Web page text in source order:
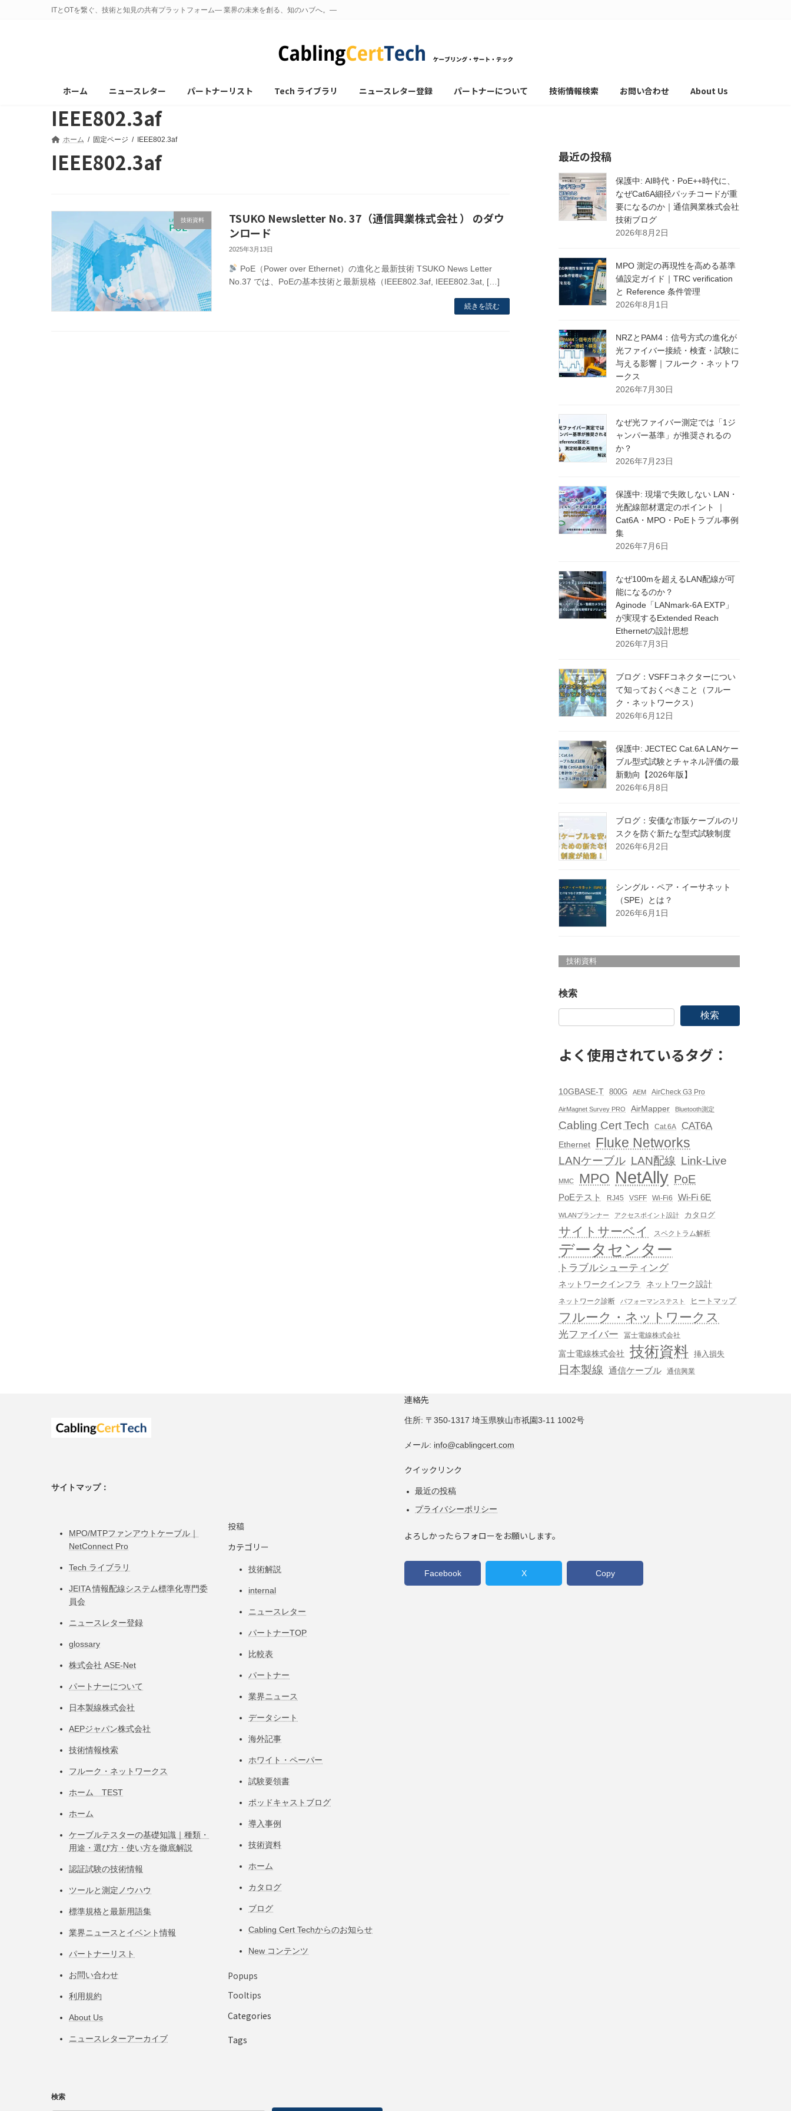
ITとOTを繋ぐ、技術と知見の共有プラットフォーム— 業界の未来を創る、知のハブへ。—
ホーム ニュースレター パートナーリスト Tech ライブラリ ニュースレター登録 パートナーについて 技術情報検索 お問い合わせ About Us
IEEE802.3af
ホーム 固定ページ IEEE802.3af
IEEE802.3af
技術資料
TSUKO Newsletter No. 37（通信興業株式会社 ） のダウ
ンロード
2025年3月13日
PoE（Power over Ethernet）の進化と最新技術 TSUKO News Letter
No.37 では、PoEの基本技術と最新規格（IEEE802.3af, IEEE802.3at, […]
続きを読む
最近の投稿
保護中: AI時代・PoE++時代に、
なぜCat6A細径パッチコードが重
要になるのか｜通信興業株式会社
技術ブログ
2026年8月2日
MPO 測定の再現性を高める基準
値設定ガイド｜TRC verification
と Reference 条件管理
2026年8月1日
NRZとPAM4：信号方式の進化が
光ファイバー接続・検査・試験に
与える影響｜フルーク・ネットワ
ークス
2026年7月30日
なぜ光ファイバー測定では「1ジ
ャンパー基準」が推奨されるの
か？
2026年7月23日
保護中: 現場で失敗しない LAN・
光配線部材選定のポイント ｜
Cat6A・MPO・PoEトラブル事例
集
2026年7月6日
なぜ100mを超えるLAN配線が可
能になるのか？
Aginode「LANmark-6A EXTP」
が実現するExtended Reach
Ethernetの設計思想
2026年7月3日
ブログ：VSFFコネクターについ
て知っておくべきこと（フルー
ク・ネットワークス）
2026年6月12日
保護中: JECTEC Cat.6A LANケー
ブル型式試験とチャネル評価の最
新動向【2026年版】
2026年6月8日
ブログ：安価な市販ケーブルのリ
スクを防ぐ新たな型式試験制度
2026年6月2日
シングル・ペア・イーサネット
（SPE）とは？
2026年6月1日
技術資料
検索
検索
よく使用されているタグ：
10GBASE-T 800G AEM AirCheck G3 Pro
AirMagnet Survey PRO AirMapper Bluetooth測定
Cabling Cert Tech Cat.6A CAT6A
Ethernet Fluke Networks
LANケーブル LAN配線 Link-Live
MMC MPO NetAlly PoE
PoEテスト RJ45 VSFF Wi-Fi6 Wi-Fi 6E
WLANプランナー アクセスポイント設計 カタログ
サイトサーベイ スペクトラム解析
データセンター
トラブルシューティング
ネットワークインフラ ネットワーク設計
ネットワーク診断 パフォーマンステスト ヒートマップ
フルーク・ネットワークス
光ファイバー 冨士電線株式会社
富士電線株式会社 技術資料 挿入損失
日本製線 通信ケーブル 通信興業
サイトマップ：
MPO/MTPファンアウトケーブル｜
NetConnect Pro
Tech ライブラリ
JEITA 情報配線システム標準化専⾨委
員会
ニュースレター登録
glossary
株式会社 ASE-Net
パートナーについて
日本製線株式会社
AEPジャパン株式会社
技術情報検索
フルーク・ネットワークス
ホーム TEST
ホーム
ケーブルテスターの基礎知識｜種類・
用途・選び方・使い方を徹底解説
認証試験の技術情報
ツールと測定ノウハウ
標準規格と最新用語集
業界ニュースとイベント情報
パートナーリスト
お問い合わせ
利用規約
About Us
ニュースレターアーカイブ
投稿
カテゴリー
技術解説
internal
ニュースレター
パートナーTOP
比較表
パートナー
業界ニュース
データシート
海外記事
ホワイト・ペーパー
試験要領書
ポッドキャストブログ
導入事例
技術資料
ホーム
カタログ
ブログ
Cabling Cert Techからのお知らせ
New コンテンツ
Popups
Tooltips
Categories
Tags
検索
連絡先
住所: 〒350-1317 埼玉県狭山市祇園3-11 1002号
メール: info@cablingcert.com
クイックリンク
最近の投稿
プライバシーポリシー
よろしかったらフォローをお願いします。
Facebook X Copy